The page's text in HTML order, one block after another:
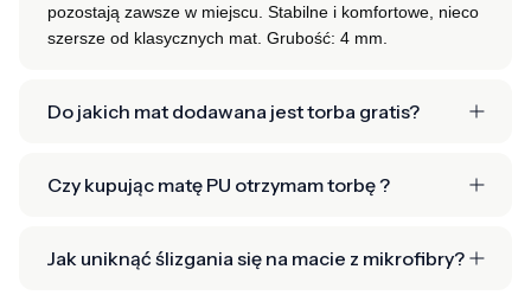
pozostają zawsze w miejscu. Stabilne i komfortowe, nieco
szersze od klasycznych mat. Grubość: 4 mm.
Do jakich mat dodawana jest torba gratis?
Czy kupując matę PU otrzymam torbę ?
Jak uniknąć ślizgania się na macie z mikrofibry?